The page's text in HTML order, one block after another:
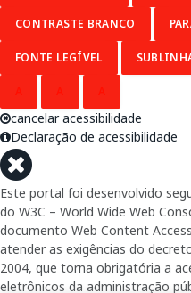
CONTRASTE BRANCO
FONTE LEGÍVEL
cancelar acessibilidade
Declaração de acessibilidade
Este portal foi desenvolvido
do W3C – World Wide Web
documento Web Content
atender as exigências do
2004, que torna obrigatória a
eletrônicos da administração